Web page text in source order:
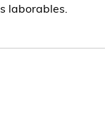
laborables.